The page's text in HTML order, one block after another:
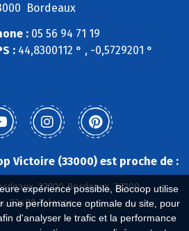
expérience possible, Biocoop utilise
une performance optimale du site, pour
d'analyser le trafic et la performance
Bordeaux
: 05 56 94 71 19
: 44,8300112 ° , -0,5729201 °
Victoire (33000) est proche de :
33200 Bordeaux, 33300
33400 Talence